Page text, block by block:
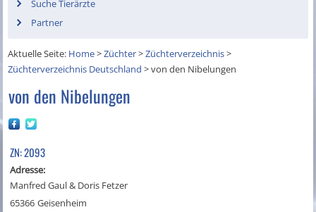
Suche Tierärzte
Partner
Aktuelle Seite: Home>Züchter>Züchterverzeichnis>
Züchterverzeichnis Deutschland >von den Nibelungen
von den Nibelungen
ZN: 2093
Adresse:
Manfred Gaul & Doris Fetzer
65366 Geisenheim